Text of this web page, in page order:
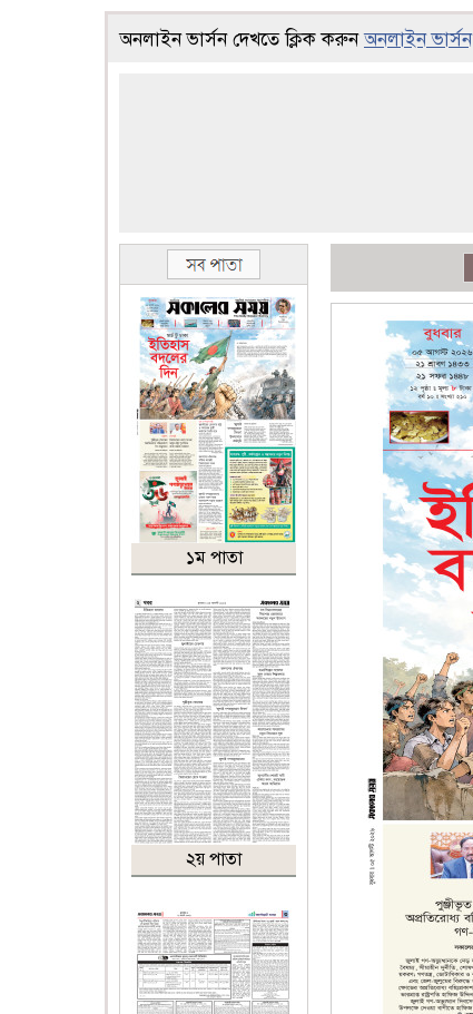
অনলাইন ভার্সন দেখতে ক্লিক করুনঅনলাইন ভার্সন
১ম পাতা
২য় পাতা